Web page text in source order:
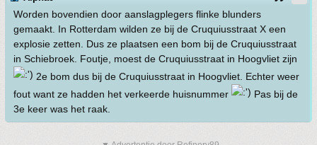
Worden bovendien door aanslagplegers flinke blunders
gemaakt. In Rotterdam wilden ze bij de Cruquiusstraat X een
explosie zetten. Dus ze plaatsen een bom bij de Cruquiusstraat
in Schiebroek. Foutje, moest de Cruquiusstraat in Hoogvliet zijn
2e bom dus bij de Cruquiusstraat in Hoogvliet. Echter weer
fout want ze hadden het verkeerde huisnummer
Pas bij de
3e keer was het raak.